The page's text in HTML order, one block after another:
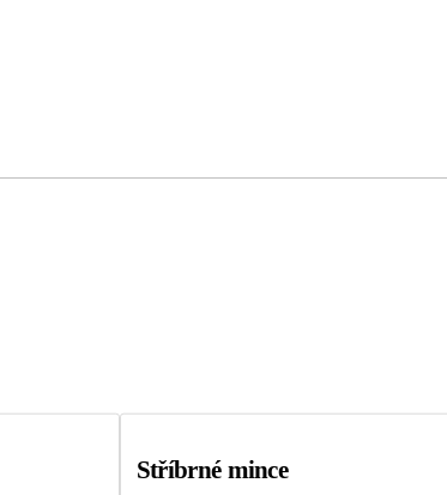
Stříbrné mince